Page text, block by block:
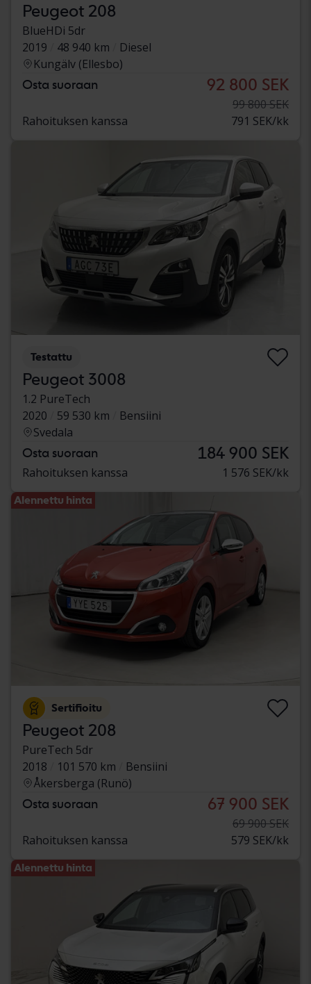
Peugeot 208
BlueHDi 5dr
2019
48 940 km
Diesel
Kungälv (Ellesbo)
Osta suoraan 92 800 SEK
99 800 SEK
Rahoituksen kanssa
791 SEK/kk
Testattu
Peugeot 3008
1.2 PureTech
2020
59 530 km
Bensiini
Svedala
Osta suoraan 184 900 SEK
Rahoituksen kanssa 1 576 SEK/kk
Alennettu hinta
Sertifioitu
Peugeot 208
PureTech 5dr
2018
101 570 km
Bensiini
Åkersberga (Runö)
Osta suoraan 67 900 SEK
69 900 SEK
Rahoituksen kanssa
579 SEK/kk
Alennettu hinta